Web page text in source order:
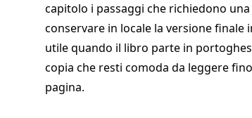
capitolo i passaggi che richiedono
conservare in locale la versione finale
utile quando il libro parte in
copia che resti comoda da leggere
pagina.